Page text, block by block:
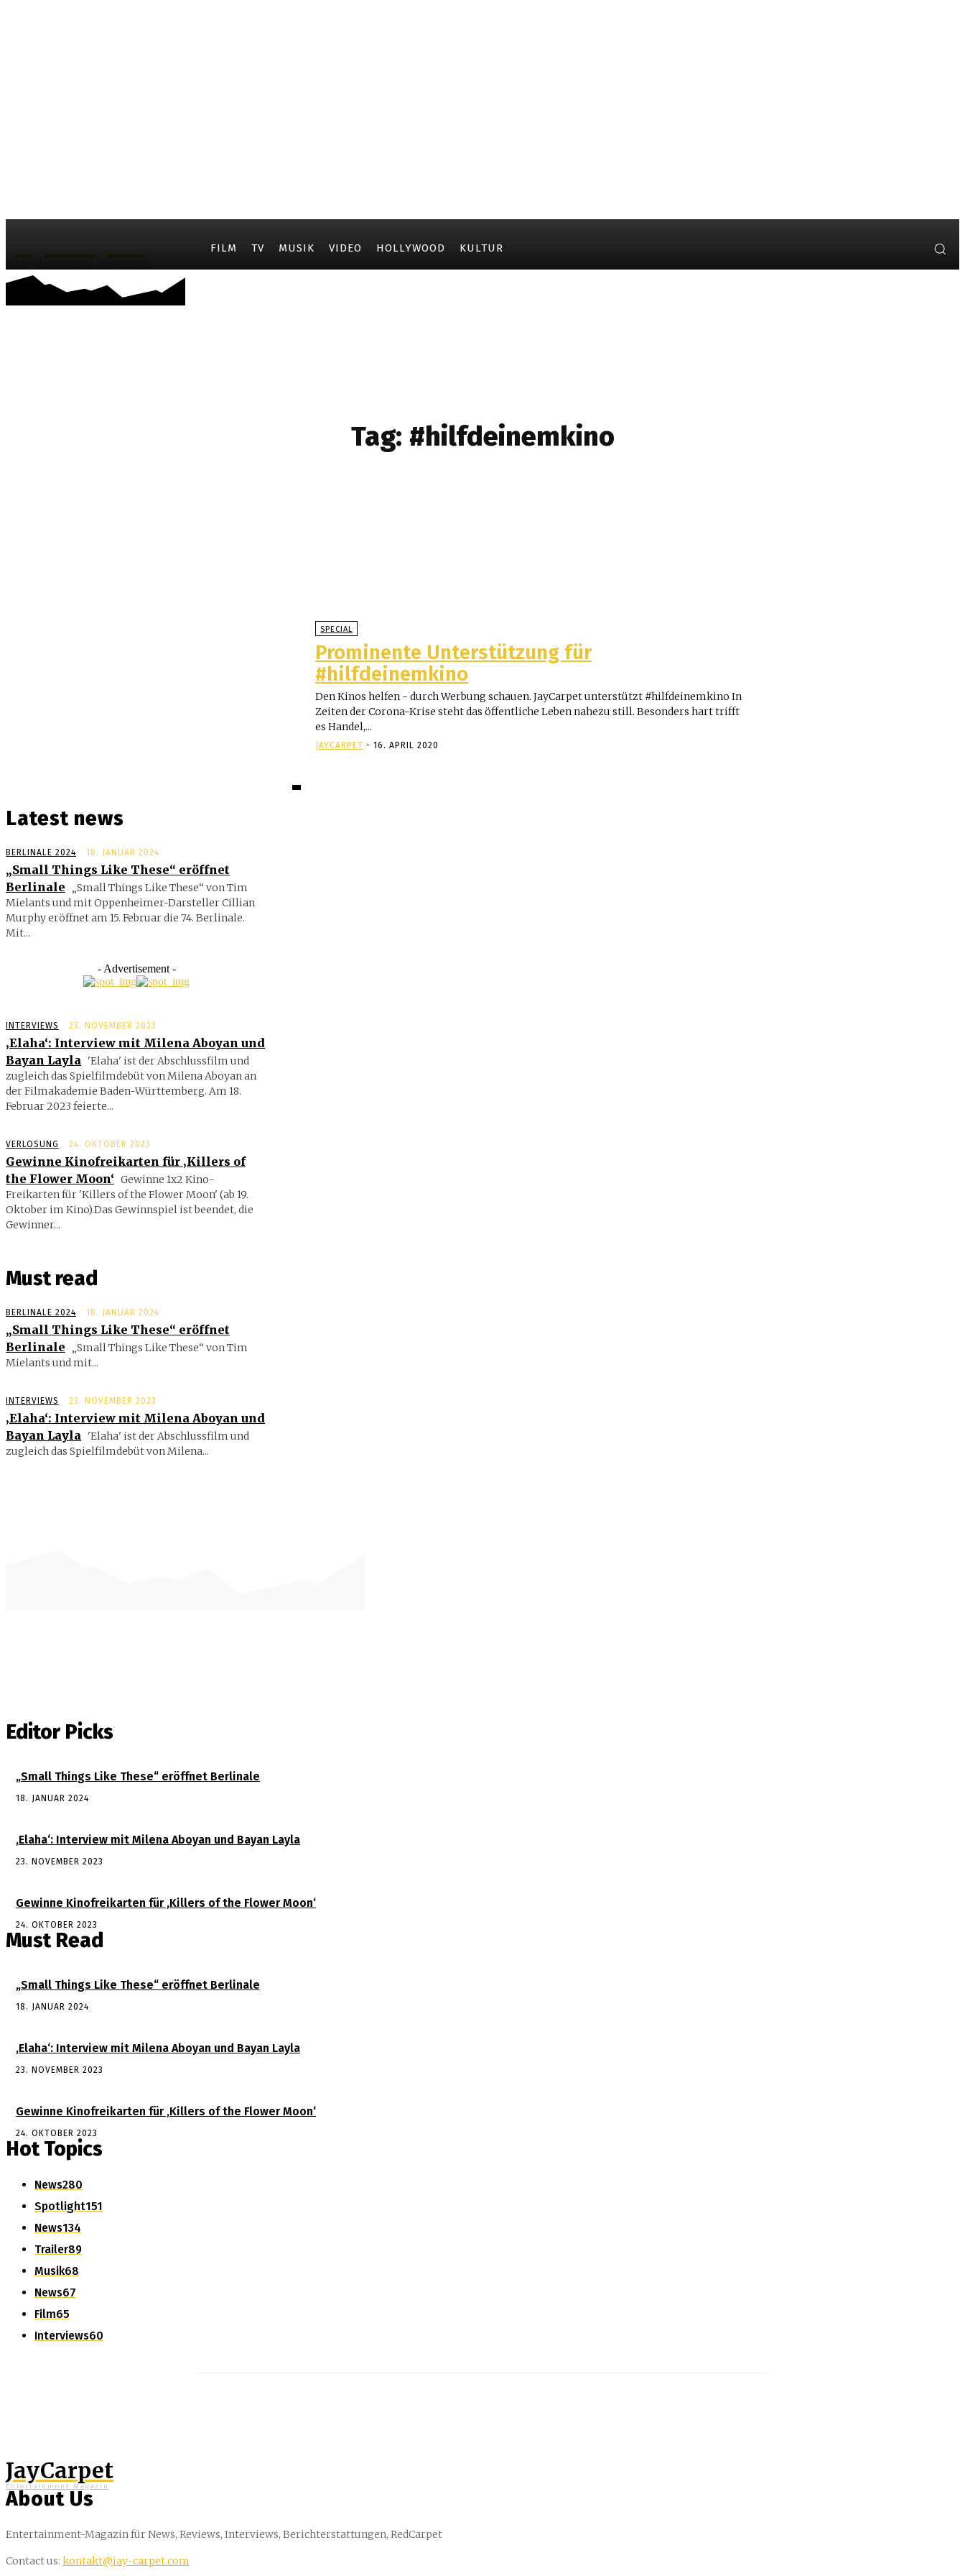
FILM TV MUSIK VIDEO HOLLYWOOD KULTUR
Tag: #hilfdeinemkino
SPECIAL
Prominente Unterstützung für
#hilfdeinemkino
Den Kinos helfen - durch Werbung schauen. JayCarpet unterstützt #hilfdeinemkino In
Zeiten der Corona-Krise steht das öffentliche Leben nahezu still. Besonders hart trifft
es Handel,...
JAYCARPET - 16. APRIL 2020
Latest news
BERLINALE 2024 18. JANUAR 2024
„Small Things Like These“ eröffnet
Berlinale
„Small Things Like These“ von Tim
Mielants und mit Oppenheimer-Darsteller Cillian
Murphy eröffnet am 15. Februar die 74. Berlinale.
Mit...
- Advertisement -
INTERVIEWS 23. NOVEMBER 2023
‚Elaha‘: Interview mit Milena Aboyan und
Bayan Layla 'Elaha' ist der Abschlussfilm und
zugleich das Spielfilmdebüt von Milena Aboyan an
der Filmakademie Baden-Württemberg. Am 18.
Februar 2023 feierte...
VERLOSUNG 24. OKTOBER 2023
Gewinne Kinofreikarten für ‚Killers of
the Flower Moon‘ Gewinne 1x2 Kino-
Freikarten für 'Killers of the Flower Moon' (ab 19.
Oktober im Kino).Das Gewinnspiel ist beendet, die
Gewinner...
Must read
BERLINALE 2024 18. JANUAR 2024
„Small Things Like These“ eröffnet
Berlinale
„Small Things Like These“ von Tim
Mielants und mit...
INTERVIEWS 23. NOVEMBER 2023
‚Elaha‘: Interview mit Milena Aboyan und
Bayan Layla 'Elaha' ist der Abschlussfilm und
zugleich das Spielfilmdebüt von Milena...
Editor Picks
„Small Things Like These“ eröffnet Berlinale
18. JANUAR 2024
‚Elaha‘: Interview mit Milena Aboyan und Bayan Layla
23. NOVEMBER 2023
Gewinne Kinofreikarten für ‚Killers of the Flower Moon‘
24. OKTOBER 2023
Must Read
„Small Things Like These“ eröffnet Berlinale
18. JANUAR 2024
‚Elaha‘: Interview mit Milena Aboyan und Bayan Layla
23. NOVEMBER 2023
Gewinne Kinofreikarten für ‚Killers of the Flower Moon‘
24. OKTOBER 2023
Hot Topics
News280
Spotlight151
News134
Trailer89
Musik68
News67
Film65
Interviews60
JayCarpet
Entertainment Magazin
About Us
Entertainment-Magazin für News, Reviews, Interviews, Berichterstattungen, RedCarpet
Contact us: kontakt@jay-carpet.com